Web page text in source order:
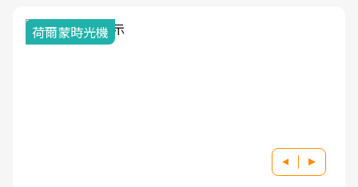
荷爾蒙時光機